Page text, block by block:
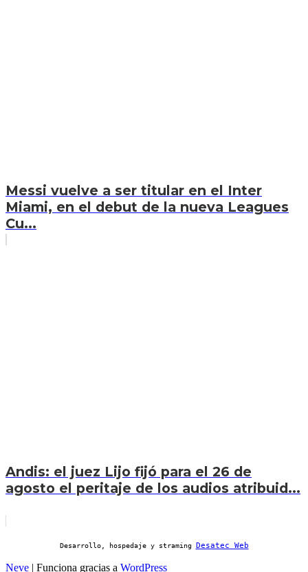
Messi vuelve a ser titular en el Inter
Miami, en el debut de la nueva Leagues
Cu...
Andis: el juez Lijo fijó para el 26 de
agosto el peritaje de los audios atribuid...
Desarrollo, hospedaje y straming Desatec Web
Neve | Funciona gracias a WordPress